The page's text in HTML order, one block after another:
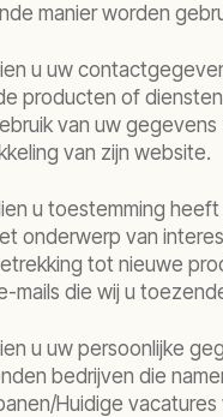
manier worden
u uw
producten of
van uw
van zijn website.
u toestemming
onderwerp van
tot nieuwe
mails die wij u
u uw persoonlijke
bedrijven die
Huidige